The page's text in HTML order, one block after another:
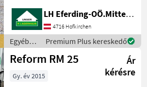
Mehrscheibenkupplung mit
PowerSafe Funktion, 3
Vorwärts - 3
Rückwertsgänge,
Wendeschaltung,
Ölbadmähan
LH Eferding-OÖ.Mitte, Landtechnik Hofkirchen
4716 Hofkirchen
Egyéb
mezőgazdasági
erőgépek
Premium Plus kereskedő
Reform RM 25
Ár
kérésre
Gy. év 2015